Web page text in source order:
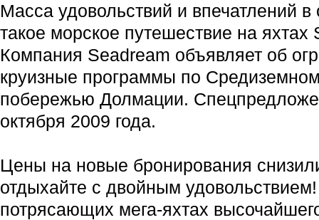
Масса удовольствий и впечатлений в
такое морское путешествие на
Компания Seadream объявляет об
круизные программы по
побережью Долмации.
октября 2009 года.
Цены на новые бронирования
отдыхайте с двойным
потрясающих мега-яхтах